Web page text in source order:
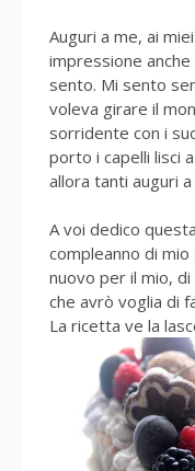
Auguri a me, ai
impressione
sento. Mi sento
voleva girare il
sorridente con i
porto i capelli lisci
allora tanti auguri a
A voi dedico
compleanno di
nuovo per il mio,
che avrò voglia di
La ricetta ve la